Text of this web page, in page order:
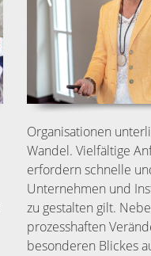
Organisationen
Wandel. Vielfältige
erfordern schnelle
Unternehmen und
zu gestalten gilt.
prozesshaften
besonderen Blickes